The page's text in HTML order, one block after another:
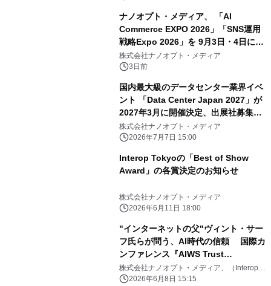
ナノオプト・メディア、 「AI
Commerce EXPO 2026」「SNS運用
戦略Expo 2026」を 9月3日・4日に浜
松町で開催
株式会社ナノオプト・メディア
3日前
国内最大級のデータセンター業界イベ
ント 「Data Center Japan 2027」が
2027年3月に開催決定、出展社募集を
開始
株式会社ナノオプト・メディア
2026年7月7日 15:00
Interop Tokyoの「Best of Show
Award」の各賞決定のお知らせ
株式会社ナノオプト・メディア
2026年6月11日 18:00
"インターネットの父"ヴィント・サー
フ氏らが問う、AI時代の信頼 国際カ
ンファレンス『AIWS Trust
Infrastructure』6/12開催 Interop
Tokyo 2026と同時開催
株式会社ナノオプト・メディア、（Interop
Tokyo 運営事務局）
2026年6月8日 15:15